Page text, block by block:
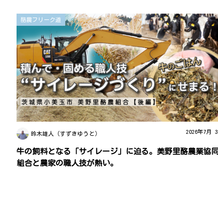
酪農フリーク道
鈴木雄人（すずきゆうと） 2026年7月
牛の飼料となる「サイレージ」に迫る。美野里酪農業協
組合と農家の職人技が熱い。